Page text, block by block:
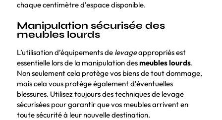
chaque centimètre d’espace disponible.
Manipulation sécurisée des
meubles lourds
L’utilisation d’équipements de levageappropriés est
essentielle lors de la manipulation desmeubles lourds.
Non seulement cela protège vos biens de tout dommage,
mais cela vous protège également d’éventuelles
blessures. Utilisez toujours des techniques de levage
sécurisées pour garantir que vos meubles arrivent en
toute sécurité à leur nouvelle destination.